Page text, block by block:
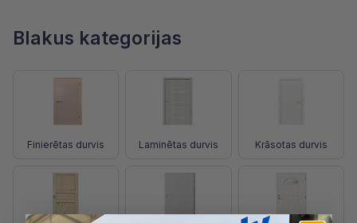
Blakus kategorijas
Finierētas durvis Laminētas durvis Krāsotas durvis